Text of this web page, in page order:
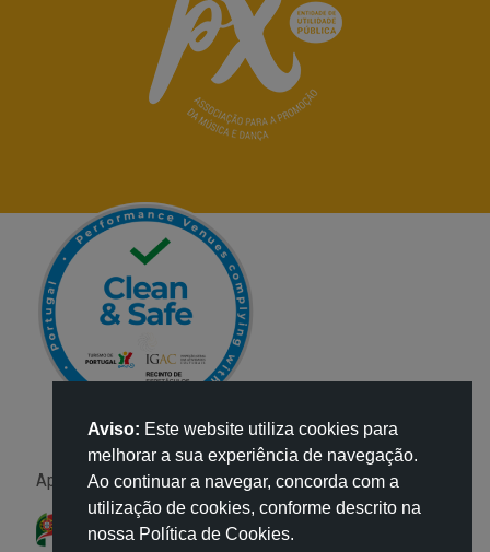
Apoio:
Aviso: Este website utiliza cookies para
melhorar a sua experiência de navegação.
Ao continuar a navegar, concorda com a
utilização de cookies, conforme descrito na
nossa Política de Cookies.